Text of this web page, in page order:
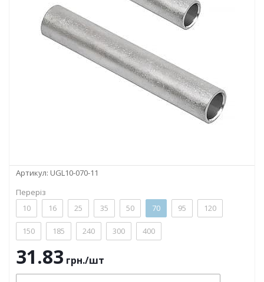
Артикул: UGL10-070-11
Переріз
10
16 25 35 50 70 95 120
150 185 240 300 400
31.83 грн./шт